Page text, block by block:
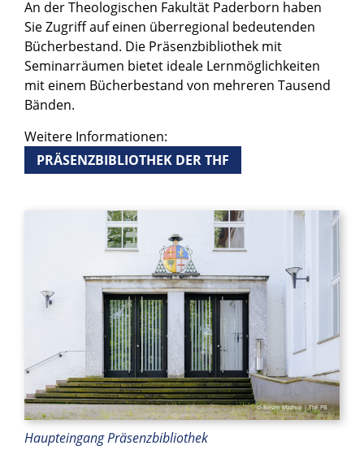
© Besim Mazhiqi | ThF PB
Haupteingang Präsenzbibliothek
An der Theologischen Fakultät Paderborn haben
Sie Zugriff auf einen überregional bedeutenden
Bücherbestand. Die Präsenzbibliothek mit
Seminarräumen bietet ideale Lernmöglichkeiten
mit einem Bücherbestand von mehreren Tausend
Bänden.
Weitere Informationen:
PRÄSENZBIBLIOTHEK DER THF